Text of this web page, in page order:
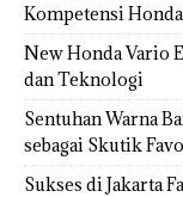
Kompetensi
New Honda Vario
dan Teknologi
Sentuhan Warna
sebagai Skutik
Sukses di Jakarta